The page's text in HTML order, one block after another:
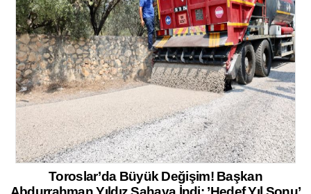
Toroslar’da Büyük Değişim! Başkan